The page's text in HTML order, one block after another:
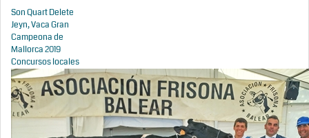
Son Quart Delete
Jeyn, Vaca Gran
Campeona de
Mallorca 2019
Concursos locales